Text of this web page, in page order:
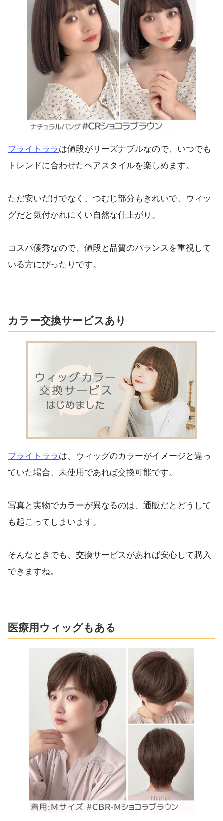
ブライトララ は値段がリーズナブルなので、いつでも
トレンドに合わせたヘアスタイルを楽しめます。
ただ安いだけでなく、つむじ部分もきれいで、ウィッ
グだと気付かれにくい自然な仕上がり。
コスパ優秀なので、値段と品質のバランスを重視して
いる方にぴったりです。
カラー交換サービスあり
ブライトララ は、ウィッグのカラーがイメージと違っ
ていた場合、未使用であれば交換可能です。
写真と実物でカラーが異なるのは、通販だとどうして
も起こってしまいます。
そんなときでも、交換サービスがあれば安心して購入
できますね。
医療用ウィッグもある